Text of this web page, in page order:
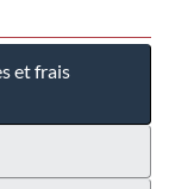
et frais